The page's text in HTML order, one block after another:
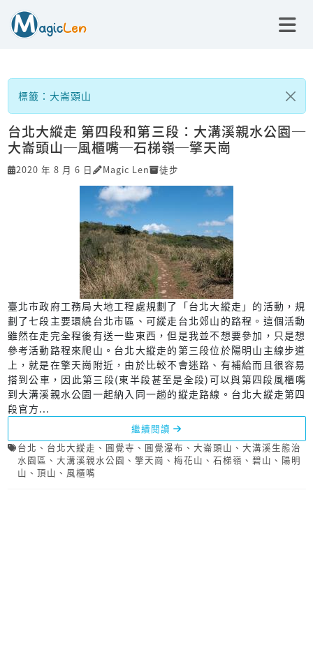
標籤：大崙頭山
台北大縱走 第四段和第三段：大溝溪親水公園─
大崙頭山─風櫃嘴─石梯嶺─擎天崗
2020 年 8 月 6 日 Magic Len 徒步
臺北市政府工務局大地工程處規劃了「台北大縱走」的活動，規
劃了七段主要環繞台北市區、可縱走台北郊山的路程。這個活動
雖然在走完全程後有送一些東西，但是我並不想要參加，只是想
參考活動路程來爬山。台北大縱走的第三段位於陽明山主線步道
上，就是在擎天崗附近，由於比較不會迷路、有補給而且很容易
搭到公車，因此第三段(東半段甚至是全段)可以與第四段風櫃嘴
到大溝溪親水公園一起納入同一趟的縱走路線。台北大縱走第四
段官方...
繼續閱讀
台北 、 台北大縱走 、 圓覺寺 、 圓覺瀑布 、 大崙頭山 、 大溝溪生態治
水園區 、 大溝溪親水公園 、 擎天崗 、 梅花山 、 石梯嶺 、 碧山 、 陽明
山 、 頂山 、 風櫃嘴